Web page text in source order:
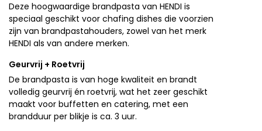
Deze hoogwaardige brandpasta van HENDI is
speciaal geschikt voor chafing dishes die voorzien
zijn van brandpastahouders, zowel van het merk
HENDI als van andere merken.
Geurvrij + Roetvrij
De brandpasta is van hoge kwaliteit en brandt
volledig geurvrij én roetvrij, wat het zeer geschikt
maakt voor buffetten en catering, met een
brandduur per blikje is ca. 3 uur.